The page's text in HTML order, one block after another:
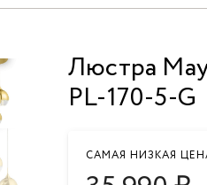
Люстра
PL-170-5-G
САМАЯ НИЗКАЯ